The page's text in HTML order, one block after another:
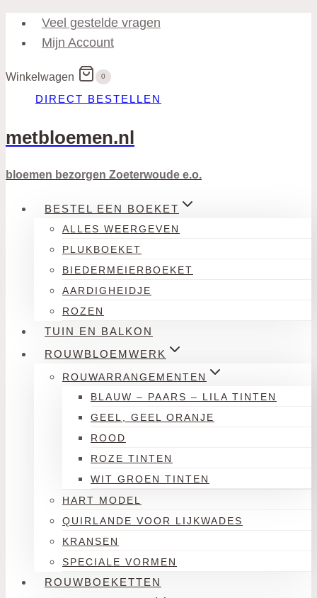
Doorgaan
naar
Veel gestelde vragen
Mijn Account
Winkelwagen 0
DIRECT BESTELLEN
metbloemen.nl
bloemen bezorgen Zoeterwoude e.o.
BESTEL EEN BOEKET
ALLES WEERGEVEN
PLUKBOEKET
BIEDERMEIERBOEKET
AARDIGHEIDJE
ROZEN
TUIN EN BALKON
ROUWBLOEMWERK
ROUWARRANGEMENTEN
BLAUW – PAARS – LILA TINTEN
GEEL, GEEL ORANJE
ROOD
ROZE TINTEN
WIT GROEN TINTEN
HART MODEL
QUIRLANDE VOOR LIJKWADES
KRANSEN
SPECIALE VORMEN
ROUWBOEKETTEN